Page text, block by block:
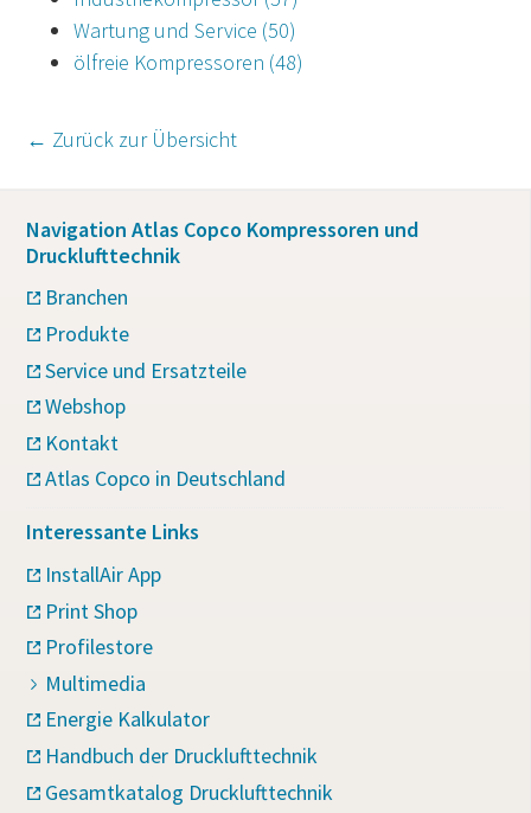
Wartung und Service (50)
ölfreie Kompressoren (48)
← Zurück zur Übersicht
Navigation Atlas Copco Kompressoren und
Drucklufttechnik
Branchen
Produkte
Service und Ersatzteile
Webshop
Kontakt
Atlas Copco in Deutschland
Interessante Links
InstallAir App
Print Shop
Profilestore
Multimedia
Energie Kalkulator
Handbuch der Drucklufttechnik
Gesamtkatalog Drucklufttechnik